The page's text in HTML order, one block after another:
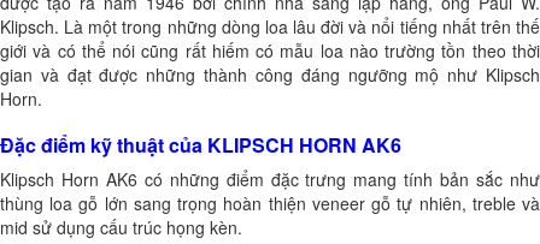
Klipsch. Là một trong những dòng loa lâu đời và nổi tiếng nhất trên thế
giới và có thể nói cũng rất hiếm có mẫu loa nào trường tồn theo thời
gian và đạt được những thành công đáng ngưỡng mộ như Klipsch
Horn.
Đặc điểm kỹ thuật của KLIPSCH HORN AK6
Klipsch Horn AK6 có những điểm đặc trưng mang tính bản sắc như
thùng loa gỗ lớn sang trọng hoàn thiện veneer gỗ tự nhiên, treble và
mid sử dụng cấu trúc họng kèn.